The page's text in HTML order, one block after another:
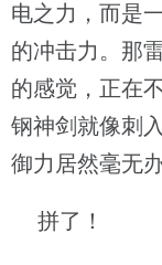
电之力，而是
的冲击力。那
的感觉，正在
钢神剑就像刺
御力居然毫无办
拼了！